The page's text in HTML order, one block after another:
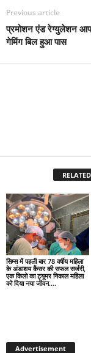
Previous article
प्रमोशन एंड रेग्युलेशन
गेमिंग बिल हुआ पास
सिम्स में पहली बार 78 वर्षीय महिला
के अंडाशय कैंसर की सफल सर्जरी,
एक किलो का ट्यूमर निकाल महिला
को दिया नया जीवन….
Advertisement